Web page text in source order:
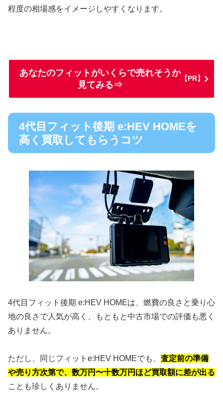
程度の相場感をイメージしやすくなります。
あなたのフィットがいくらで売れそうか
見てみる⇒
【PR】
4代目フィット後期 e:HEV HOMEを
高く買取してもらうコツ
4代目フィット後期 e:HEV HOMEは、燃費の良さと乗り心
地の良さで人気が高く、もともと中古市場での評価も悪く
ありません。
ただし、同じフィットe:HEV HOMEでも、 査定前の準備
や売り方次第で、数万円〜十数万円ほど買取額に差が出る
ことも珍しくありません。